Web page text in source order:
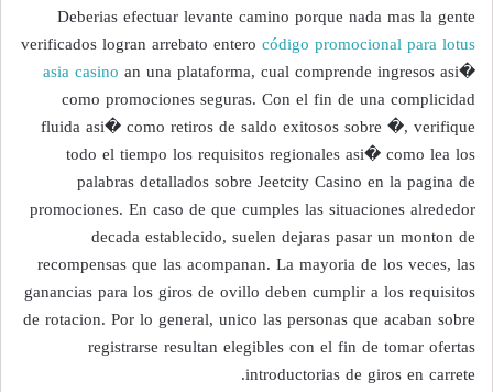
Deberias efectuar levante camino porque nada mas la gente
verificados logran arrebato entero código promocional para lotus
asia casino an una plataforma, cual comprende ingresos asi�
como promociones seguras. Con el fin de una complicidad
fluida asi� como retiros de saldo exitosos sobre �, verifique
todo el tiempo los requisitos regionales asi� como lea los
palabras detallados sobre Jeetcity Casino en la pagina de
promociones. En caso de que cumples las situaciones alrededor
decada establecido, suelen dejaras pasar un monton de
recompensas que las acompanan. La mayoria de los veces, las
ganancias para los giros de ovillo deben cumplir a los requisitos
de rotacion. Por lo general, unico las personas que acaban sobre
registrarse resultan elegibles con el fin de tomar ofertas
introductorias de giros en carrete.